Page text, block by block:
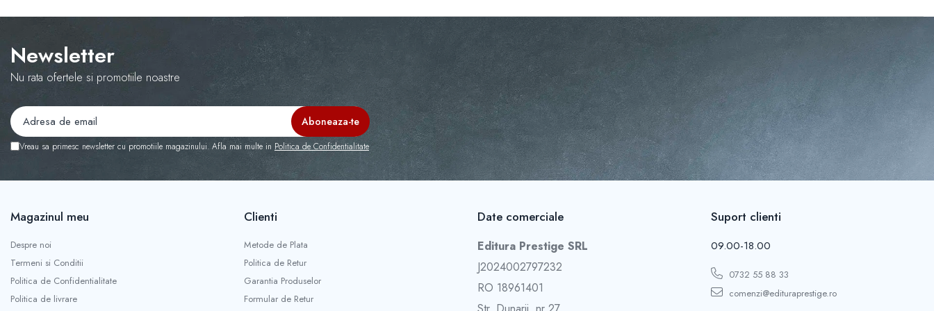
Pot desena minunat
Sa coloram cu Nicol
Carti educative
Codul copiilor de succes
Copii 0-7 ani
Clubul Premiantilor
Culegeri Auxiliare
Dictionare
Enciclopedii
Kids Book Club
Newsletter
Nu rata ofertele si promotiile noastre
Vreau sa primesc newsletter cu promotiile magazinului. Afla mai multe in Politica de Confidentialitate
Magazinul meu
Despre noi
Termeni si Conditii
Politica de Confidentialitate
Politica de livrare
Clienti
Metode de Plata
Politica de Retur
Garantia Produselor
Formular de Retur
Date comerciale
Editura Prestige SRL
J2024002797232
RO 18961401
Suport clienti
09.00-18.00
0732 55 88 33
comenzi@edituraprestige.ro